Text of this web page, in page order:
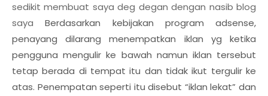
sedikit membuat saya deg degan dengan nasib blog
sayaBerdasarkan kebijakan program adsense,
penayang dilarang menempatkan iklan yg ketika
pengguna mengulir ke bawah namun iklan tersebut
tetap berada di tempat itu dan tidak ikut tergulir ke
atas. Penempatan seperti itu disebut “iklan lekat” dan